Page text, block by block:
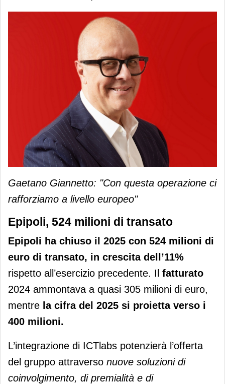
Gaetano Giannetto: "Con questa operazione ci
rafforziamo a livello europeo"
Epipoli, 524 milioni di transato
Epipoli ha chiuso il 2025 con 524 milioni di
euro di transato, in crescita dell’11%
rispetto all’esercizio precedente. Il fatturato
2024 ammontava a quasi 305 milioni di euro,
mentre la cifra del 2025 si proietta verso i
400 milioni.
L’integrazione di ICTlabs potenzierà l’offerta
del gruppo attraverso nuove soluzioni di
coinvolgimento, di premialità e di